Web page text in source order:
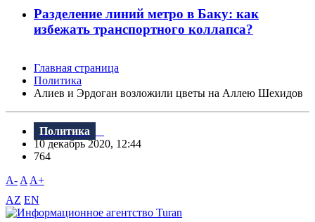
Разделение линий метро в Баку: как
избежать транспортного коллапса?
Главная страница
Политика
Алиев и Эрдоган возложили цветы на Аллею Шехидов
Политика
10 декабрь 2020, 12:44
764
A- A A+
AZ EN